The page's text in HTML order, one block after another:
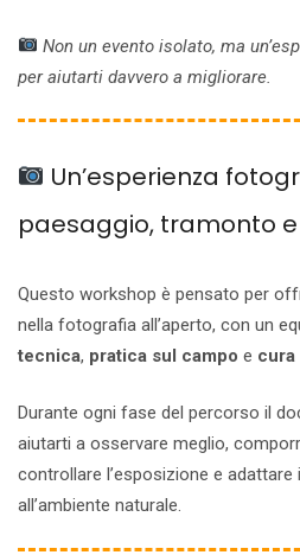
Non un evento isolato, ma
per aiutarti davvero a migliorare.
Un’esperienza
paesaggio, tramonto
Questo workshop è pensato per
nella fotografia all’aperto, con un
tecnica, pratica sul campo e cura
Durante ogni fase del percorso il
aiutarti a osservare meglio,
controllare l’esposizione e
all’ambiente naturale.